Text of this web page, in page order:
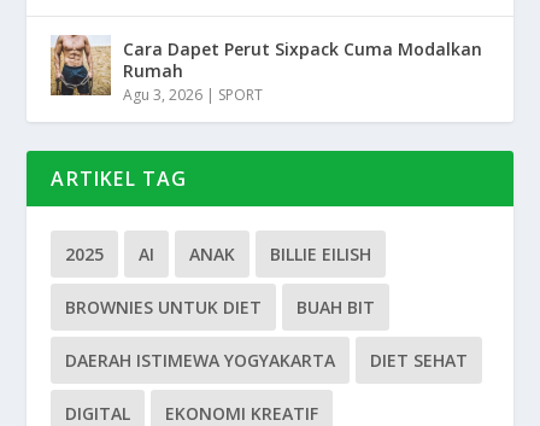
Cara Dapet Perut Sixpack Cuma Modalkan
Rumah
Agu 3, 2026 | SPORT
ARTIKEL TAG
2025 AI ANAK BILLIE EILISH
BROWNIES UNTUK DIET BUAH BIT
DAERAH ISTIMEWA YOGYAKARTA DIET SEHAT
DIGITAL EKONOMI KREATIF